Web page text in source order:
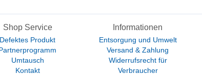
Shop Service
Defektes Produkt
Umtausch
Kontakt
Informationen
Entsorgung und Umwelt
Versand & Zahlung
Widerrufsrecht für
Verbraucher